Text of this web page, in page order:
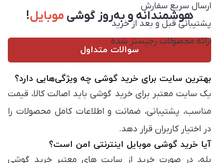
ارسال سریع سفارش
پشتیبانی قبل و بعد از خرید
ارائه محصولات رجیستر شده
هوشمندانه و به‌روز گوشی موبایل!
سوالات متداول
بهترین سایت برای خرید گوشی چه ویژگی‌هایی دارد؟
یک سایت معتبر برای خرید گوشی باید اصالت کالا، قیمت
مناسب، پشتیبانی، ضمانت و اطلاعات کامل محصولات را
در اختیار کاربران قرار دهد.
آیا خرید گوشی موبایل اینترنتی امن است؟
بله، در صورت خرید از سایت های معتبر خرید گوشی